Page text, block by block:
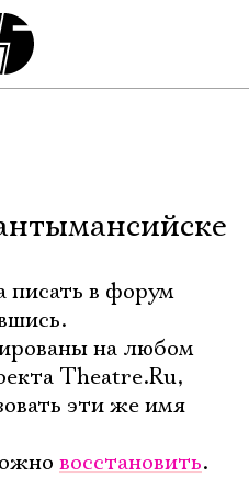
писать в форум
на любом
Theatre.Ru,
эти же имя
восстановить.